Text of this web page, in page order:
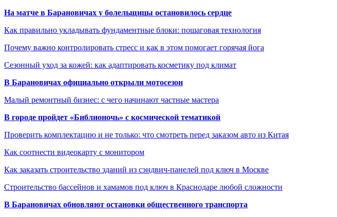
На матче в Барановичах у болельщицы остановилось сердце
Как правильно укладывать фундаментные блоки: пошаговая технология
Почему важно контролировать стресс и как в этом помогает горячая йога
Сезонный уход за кожей: как адаптировать косметику под климат
В Барановичах официально открыли мотосезон
Малый ремонтный бизнес: с чего начинают частные мастера
В городе пройдет «Библионочь» с космической тематикой
Проверить комплектацию и не только: что смотреть перед заказом авто из Китая
Как соотнести видеокарту с монитором
Как заказать строительство зданий из сэндвич-панелей под ключ в Москве
Строительство бассейнов и хамамов под ключ в Краснодаре любой сложности
В Барановичах обновляют остановки общественного транспорта